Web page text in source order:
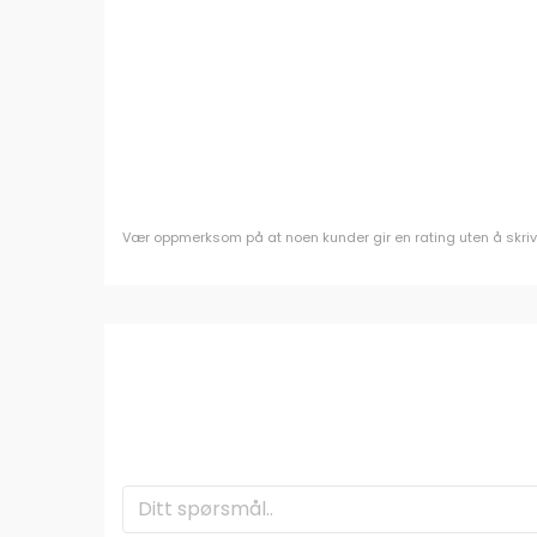
Vær oppmerksom på at noen kunder gir en rating uten å